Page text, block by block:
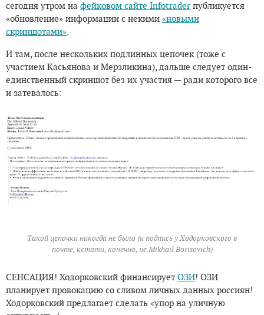
сегодня утром на фейковом сайте Infotrader публикуется
«обновление» информации с некими «новыми
скриншотами».
И там, после нескольких подлинных цепочек (тоже с
участием Касьянова и Мерзликина), дальше следует один-
единственный скриншот без их участия — ради которого все
и затевалось:
Такой цепочки никогда не было (и подпись у Ходорковского в
почте, кстати, конечно, не Mikhail Borisovich)
СЕНСАЦИЯ! Ходорковский финансирует ОЗИ! ОЗИ
планирует провокацию со сливом личных данных россиян!
Ходорковский предлагает сделать «упор на уличную